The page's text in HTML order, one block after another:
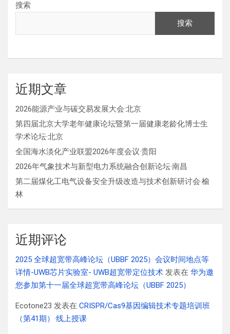
搜索
搜索
近期文章
2026能源产业与碳交易发展大会·北京
第四届北京大学老年健康论坛暨第一届健康老龄化博士生
学术论坛·北京
全国海水淡化产业联盟2026年度会议·贵阳
2026年气象技术与新型电力系统融合创新论坛·南昌
第二届煤化工电气设备安全升级改造与技术创新研讨会·榆
林
近期评论
2025 全球超宽带高峰论坛（UBBF 2025）会议时间地点等
详情-UWB芯片实验室- UWB超宽带定位技术 发表在 华为邀
您参加第十一届全球超宽带高峰论坛（UBBF 2025）
Ecotone23 发表在 CRISPR/Cas9基因编辑技术专题培训班
（第41期）·线上授课